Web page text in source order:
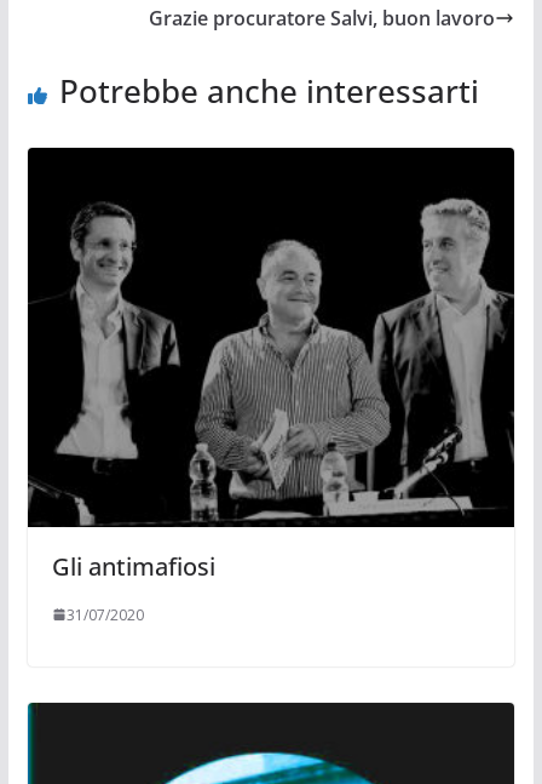
Grazie procuratore Salvi, buon lavoro
Potrebbe anche interessarti
Gli antimafiosi
31/07/2020